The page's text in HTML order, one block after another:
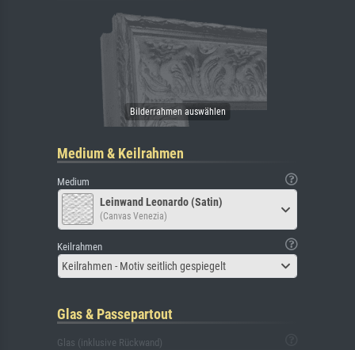
Medium & Keilrahmen
Medium
Leinwand Leonardo (Satin)
(Canvas Venezia)
Keilrahmen
Keilrahmen - Motiv seitlich gespiegelt
Glas & Passepartout
Glas (inklusive Rückwand)